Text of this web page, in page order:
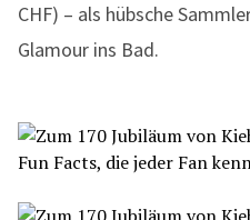
CHF) – als hübsche
Glamour ins Bad.